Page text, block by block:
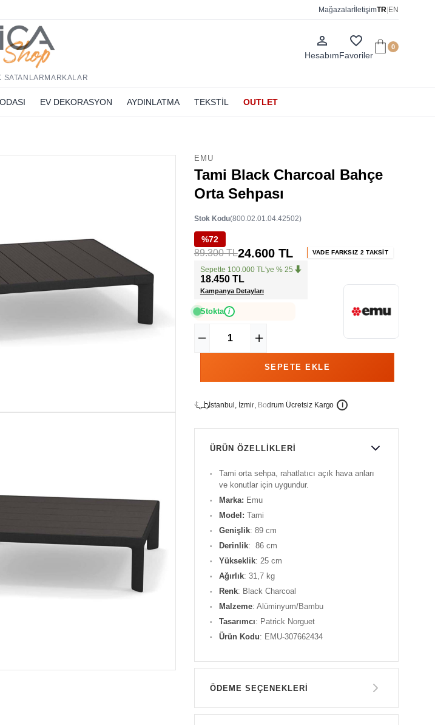
Mağazalar İletişimTR EN
person_outline
Hesabım
favorite_border
Favoriler
0
SATANLAR MARKALAR
EV DEKORASYON AYDINLATMA TEKSTİL OUTLET
EMU
Tami Black Charcoal Bahçe
Orta Sehpası
(800.02.01.04.42502)
Stok Kodu
%72
89.300 TL24.600 TL VADE FARKSIZ 2 TAKSİT
Sepette 100.000 TL'ye % 25
18.450 TL
Kampanya Detayları
Stokta i
İstanbu , İzmir, Bodrum Ücretsiz Kargo i
ÜRÜN ÖZELLIKLERI
Tami orta sehpa, rahatlatıcı açık hava anları
ve konutlar için uygundur.
Marka: Emu
Model: Tami
Genişlik: 89 cm
Derinlik: 86 cm
Yükseklik: 25 cm
Ağırlık: 31,7 kg
Renk: Black Charcoal
Malzeme: Alüminyum/Bambu
Tasarımcı: Patrick Norguet
Ürün Kodu: EMU-307662434
ÖDEME SEÇENEKLERI